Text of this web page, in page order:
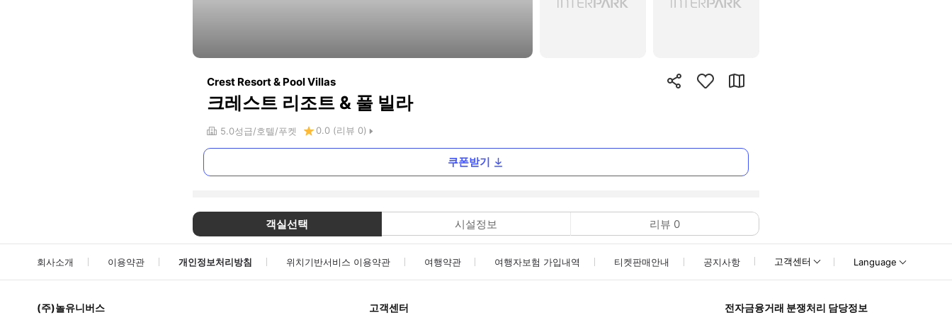
Crest Resort & Pool Villas
크레스트 리조트 & 풀 빌라
5.0성급 호텔 푸켓 0.0 (리뷰 0)
쿠폰받기
객실선택 시설정보 리뷰 0
회사소개 이용약관 개인정보처리방침 위치기반서비스 이용약관 여행약관 여행자보험 가입내역 티켓판매안내 공지사항 고객센터 Language
(주)놀유니버스 고객센터 전자금융거래 분쟁처리 담당정보